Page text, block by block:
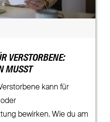
VERSTORBENE:
MUSST
kann für
bewirken. Wie du am